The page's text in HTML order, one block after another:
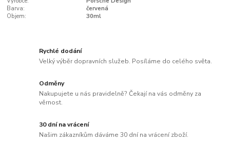
Barva:
červená
Objem:
30ml
Rychlé dodání
Velký výběr dopravních služeb. Posíláme do celého světa.
Odměny
Nakupujete u nás pravidelně? Čekají na vás odměny za
věrnost.
30 dní na vrácení
Našim zákazníkům dáváme 30 dní na vrácení zboží.